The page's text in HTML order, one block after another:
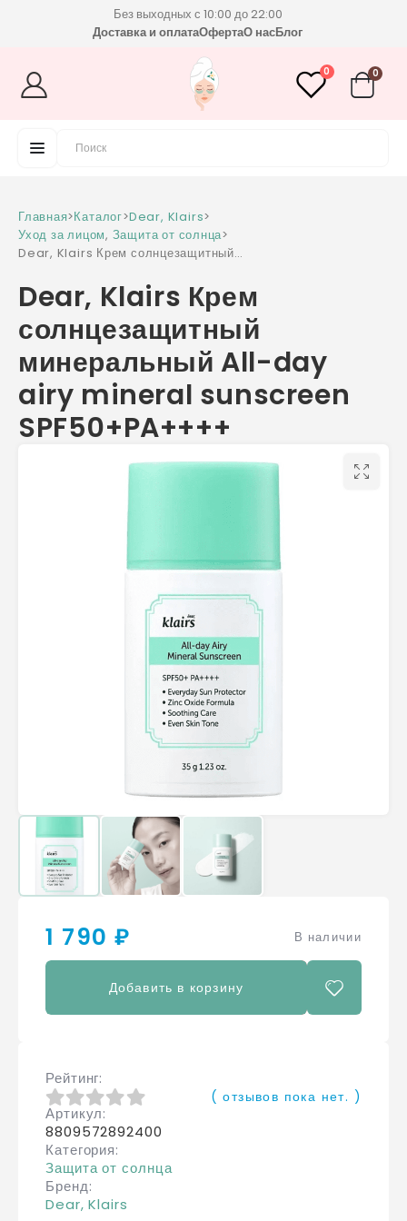
Без выходных с 10:00 до 22:00
Доставка и оплатаОфертаО насБлог
0 0
Главная>Каталог>Dear, Klairs>
Уход за лицом, Защита от солнца>
Dear, Klairs Крем солнцезащитный
SPF50+PA++++
Dear, Klairs Крем
солнцезащитный
минеральный All-day
airy mineral sunscreen
SPF50+PA++++
1 790 ₽ В наличии
Добавить в корзину
Рейтинг
0из 5
( отзывов пока нет. )
Артикул
8809572892400
Категория
Защита от солнца
Бренд
Dear, Klairs